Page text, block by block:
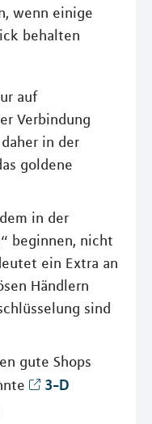
wenn einige
behalten
auf
Verbindung
in der
goldene
in der
beginnen, nicht
ein Extra an
Händlern
sind
gute Shops
3-D